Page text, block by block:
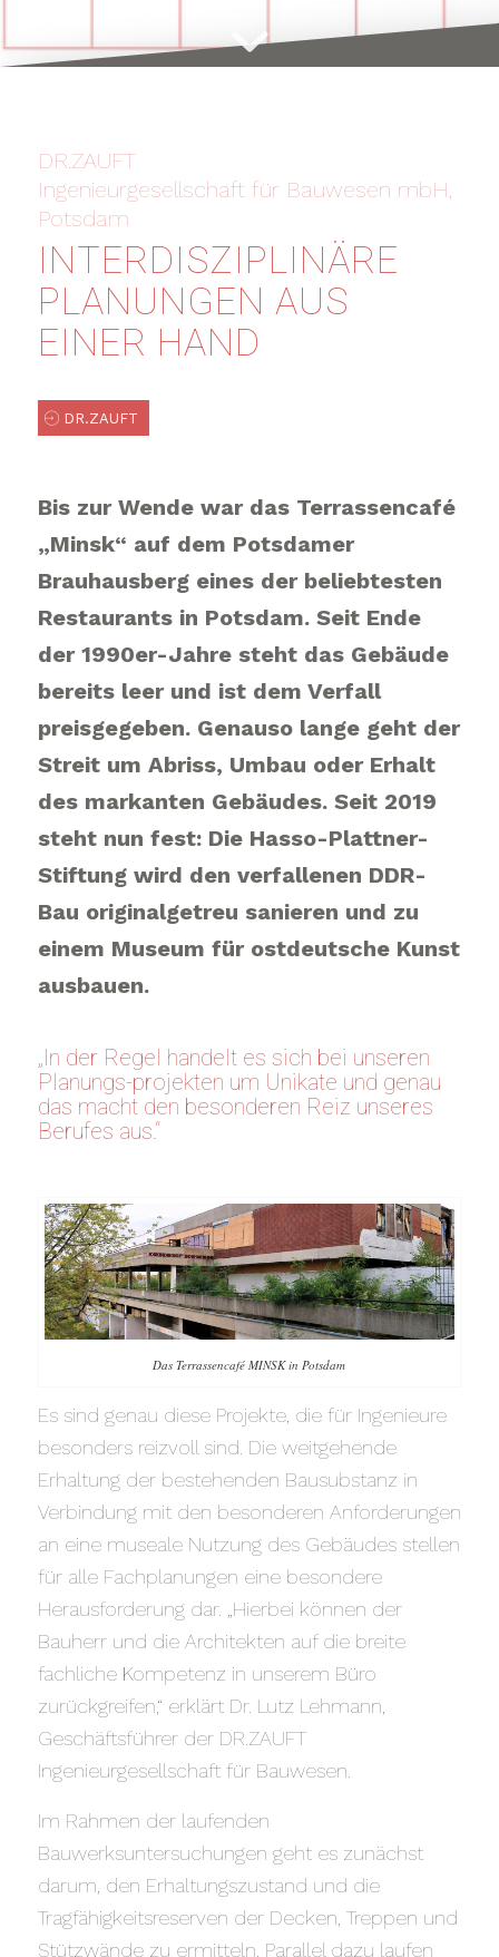
DR.ZAUFT
Ingenieurgesellschaft für Bauwesen mbH,
Potsdam
INTERDISZIPLINÄRE
PLANUNGEN AUS
EINER HAND
DR.ZAUFT
Bis zur Wende war das Terrassencafé
„Minsk“ auf dem Potsdamer
Brauhausberg eines der beliebtesten
Restaurants in Potsdam. Seit Ende
der 1990er-Jahre steht das Gebäude
bereits leer und ist dem Verfall
preisgegeben. Genauso lange geht der
Streit um Abriss, Umbau oder Erhalt
des markanten Gebäudes. Seit 2019
steht nun fest: Die Hasso-Plattner-
Stiftung wird den verfallenen DDR-
Bau originalgetreu sanieren und zu
einem Museum für ostdeutsche Kunst
ausbauen.
„In der Regel handelt es sich bei unseren
Planungs-projekten um Unikate und genau
das macht den besonderen Reiz unseres
Berufes aus.“
Das Terrassencafé MINSK in Potsdam
Es sind genau diese Projekte, die für Ingenieure
besonders reizvoll sind. Die weitgehende
Erhaltung der bestehenden Bausubstanz in
Verbindung mit den besonderen Anforderungen
an eine museale Nutzung des Gebäudes stellen
für alle Fachplanungen eine besondere
Herausforderung dar. „Hierbei können der
Bauherr und die Architekten auf die breite
fachliche Kompetenz in unserem Büro
zurückgreifen,“ erklärt Dr. Lutz Lehmann,
Geschäftsführer der DR.ZAUFT
Ingenieurgesellschaft für Bauwesen.
Im Rahmen der laufenden
Bauwerksuntersuchungen geht es zunächst
darum, den Erhaltungszustand und die
Tragfähigkeitsreserven der Decken, Treppen und
Stützwände zu ermitteln. Parallel dazu laufen